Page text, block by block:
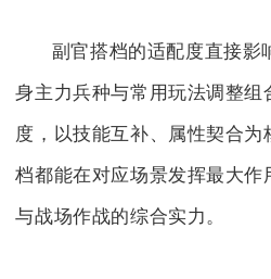
副官搭档的适配度直接影
身主力兵种与常用玩法调整组
度，以技能互补、属性契合为
档都能在对应场景发挥最大作
与战场作战的综合实力。